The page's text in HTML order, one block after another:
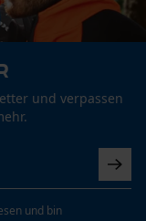
und verpassen
und bin